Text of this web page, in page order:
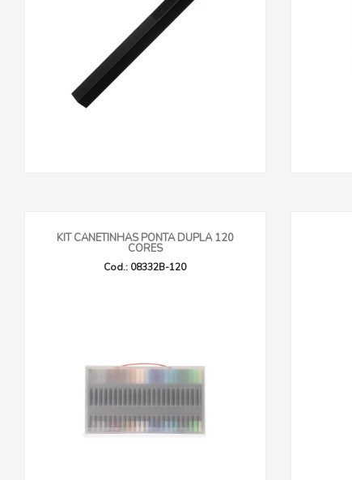
KIT CANETINHAS PONTA DUPLA 120
CORES
Cod.: 08332B-120